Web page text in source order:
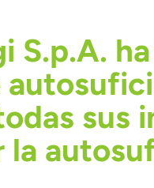
S.p.A.
sus
la